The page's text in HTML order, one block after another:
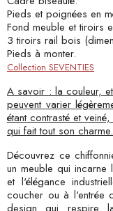
Pieds et poignées en
Fond meuble et tiroirs
3 tiroirs rail bois
Pieds à monter.
Collection SEVENTIES
A savoir : la couleur,
peuvent varier
étant contrasté et
qui fait tout son charme.
Découvrez ce
un meuble qui
et l'élégance
coucher ou à l'entrée